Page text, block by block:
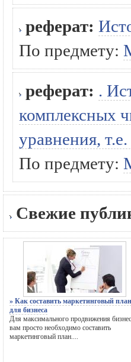
реферат:
По предмету:
реферат: .
комплексных
уравнения,
По предмету:
Свежие
» Как составить маркетинговый план
для бизнеса
Для максимального продвижения
вам просто необходимо составить
маркетинговый план....